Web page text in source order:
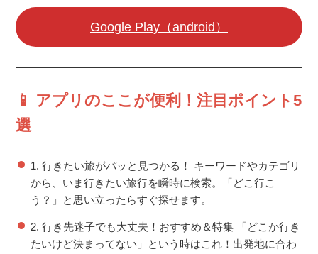
Google Play（android）
📱 アプリのここが便利！注目ポイント5
選
1. 行きたい旅がパッと見つかる！
キーワードやカテゴリ
から、いま行きたい旅行を瞬時に検索。「どこ行こ
う？」と思い立ったらすぐ探せます。
2. 行き先迷子でも大丈夫！おすすめ＆特集 「どこか行き
たいけど決まってない」という時はこれ！出発地に合わ